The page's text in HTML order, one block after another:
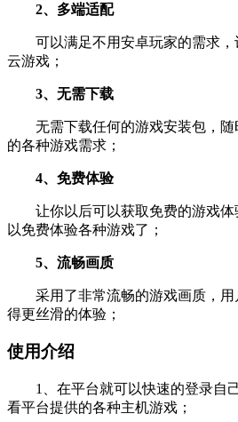
2、多端适配
可以满足不用安卓玩家的需求，
云游戏；
3、无需下载
无需下载任何的游戏安装包，随
的各种游戏需求；
4、免费体验
让你以后可以获取免费的游戏体
以免费体验各种游戏了；
5、流畅画质
采用了非常流畅的游戏画质，用
得更丝滑的体验；
使用介绍
1、在平台就可以快速的登录自
看平台提供的各种主机游戏；